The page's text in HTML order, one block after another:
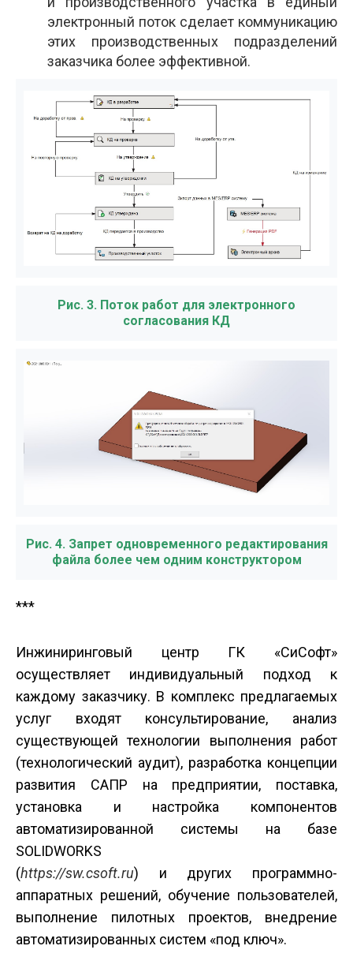
электронный поток сделает коммуникацию
этих производственных подразделений
заказчика более эффективной.
Рис. 3. Поток работ для электронного
согласования КД
Рис. 4. Запрет одновременного редактирования
файла более чем одним конструктором
***
Инжиниринговый центр ГК «СиСофт»
осуществляет индивидуальный подход к
каждому заказчику. В комплекс предлагаемых
услуг входят консультирование, анализ
существующей технологии выполнения работ
(технологический аудит), разработка концепции
развития САПР на предприятии, поставка,
установка и настройка компонентов
автоматизированной системы на базе
SOLIDWORKS
(https://sw.csoft.ru) и других программно­
аппаратных решений, обучение пользователей,
выполнение пилотных проектов, внедрение
автоматизированных систем «под ключ».